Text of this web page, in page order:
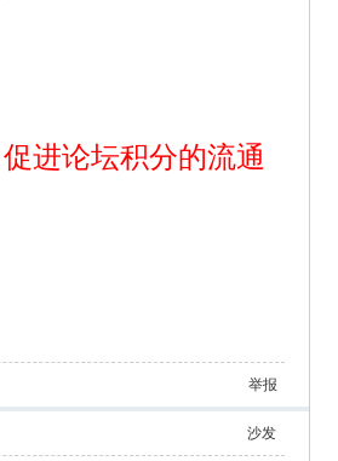
进论坛积分的流通
举报
沙发